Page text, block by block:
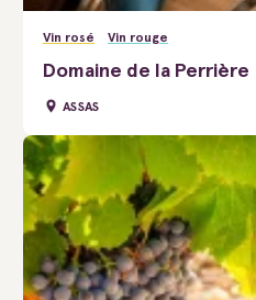
Vin rosé Vin rouge
Domaine de la Perrière
ASSAS